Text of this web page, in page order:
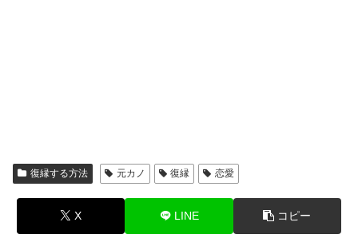
復縁する方法 元カノ 復縁 恋愛
X LINE コピー